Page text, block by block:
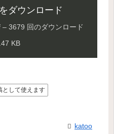
ダウンロード
3679 回のダウンロード
KB
として使えます
katoo